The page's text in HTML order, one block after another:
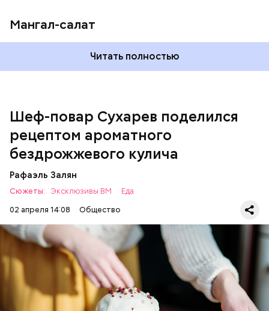
Мангал-салат
Читать полностью
Шеф-повар Сухарев поделился
рецептом ароматного
бездрожжевого кулича
Рафаэль Залян
Сюжеты: Эксклюзивы ВМ
Еда
02 апреля 14:08
Общество
Первый необычный рецепт кулича несколько
отличается от классической рецептуры, так как
содержит нестандартную начинку:
— Этот вариант кулича не содержит дрожжей,
поэтому люди, которые любят сидеть на диете,